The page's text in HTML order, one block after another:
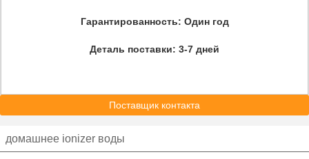
Гарантированность: Один год
Деталь поставки: 3-7 дней
Поставщик контакта
домашнее ionizer воды